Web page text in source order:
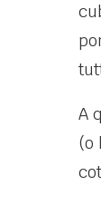
A
(o